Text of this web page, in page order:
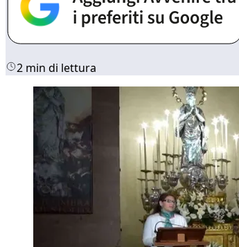
2 min di lettura